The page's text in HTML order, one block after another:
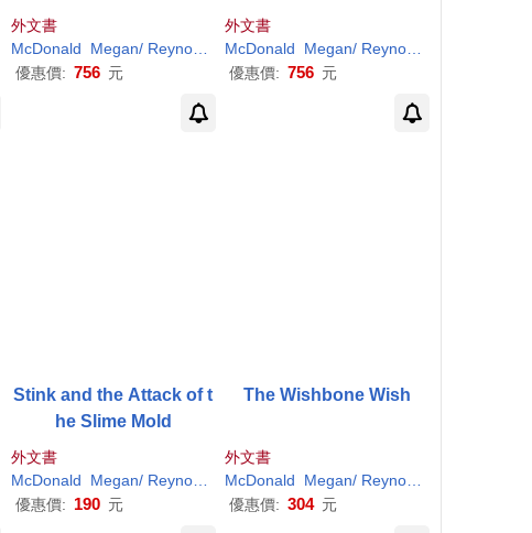
Peter H. (ILT)
外文書
McDonald
Megan/ Reynolds Peter H. (ILT)
優惠價: 756 元
外文書
McDonald
Megan/ Reynolds
優惠價: 756 元
Peter H. (ILT)
Stink and the Attack of t
he Slime Mold
外文書
McDonald
Megan/ Reynolds Peter H. (ILT)
優惠價: 190 元
The Wishbone Wish
外文書
McDonald
Megan/ Reynolds
優惠價: 304 元